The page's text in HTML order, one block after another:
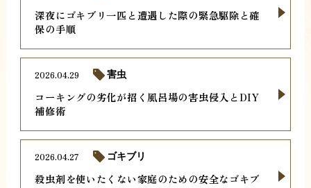
深夜にゴキブリ一匹と遭遇した際の緊急駆除と確
保の手順
コーキングの劣化が招く風呂場の害虫侵入とDIY
補修術
2026.04.29 害虫
殺虫剤を使いたくない家庭のための安全なゴキブ
2026.04.27 ゴキブリ